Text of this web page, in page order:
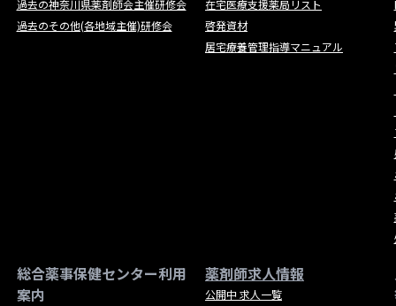
過去の神奈川県薬剤師会主催研修会
過去のその他(各地域主催)研修会
在宅医療支援薬局リスト
啓発資材
居宅療養管理指導マニュアル
総合薬事保健センター利用
案内
薬剤師求人情報
公開中 求人一覧